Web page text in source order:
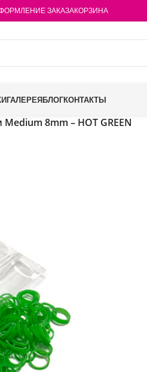
ЗАКАЗАКОРЗИНА
ГАЛЕРЕЯБЛОГКОНТАКТЫ
8mm – HOT GREEN